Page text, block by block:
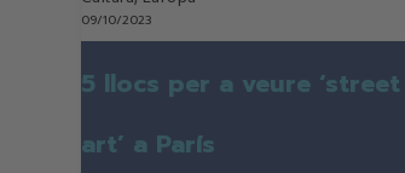
09/10/2023
5 llocs per a veure ‘street
art’ a París